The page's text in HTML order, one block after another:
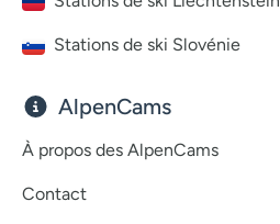
Stations de ski Slovénie
AlpenCams
À propos des AlpenCams
Contact